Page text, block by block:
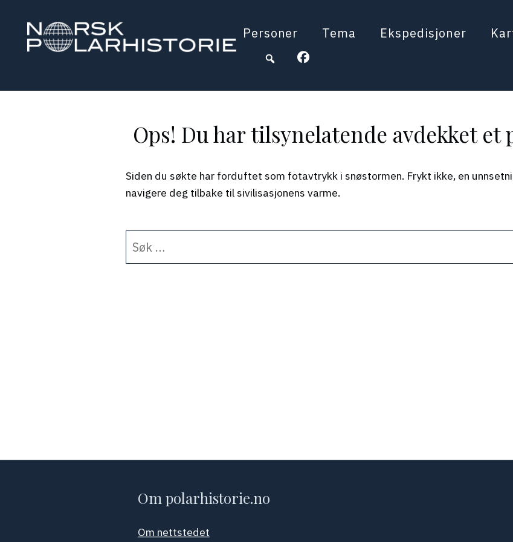
hovedinnholdet
Personer Tema Ekspedisjoner
Ops! Du har tilsynelatende avdekket
Siden du søkte har forduftet som fotavtrykk i snøstormen. Frykt ikke, en
navigere deg tilbake til sivilisasjonens varme.
etter:
When autocomplete
Om polarhistorie.no
Om nettstedet